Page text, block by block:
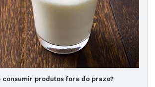
consumir produtos fora do prazo?